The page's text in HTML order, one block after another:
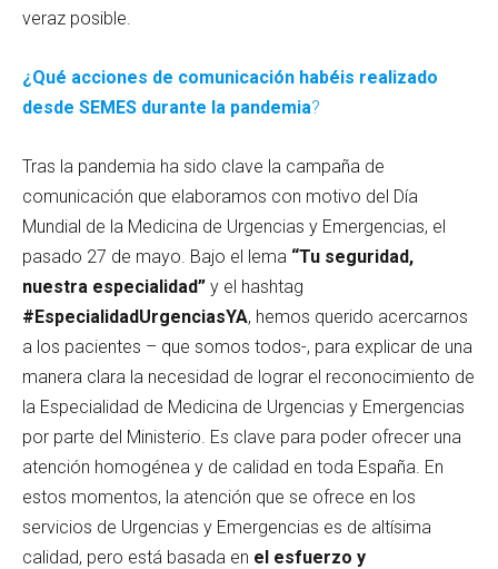
veraz posible.
¿Qué acciones de comunicación habéis realizado
desde SEMES durante la pandemia?
Tras la pandemia ha sido clave la campaña de
comunicación que elaboramos con motivo del Día
Mundial de la Medicina de Urgencias y Emergencias, el
pasado 27 de mayo. Bajo el lema “Tu seguridad,
nuestra especialidad” y el hashtag
#EspecialidadUrgenciasYA, hemos querido acercarnos
a los pacientes – que somos todos-, para explicar de una
manera clara la necesidad de lograr el reconocimiento de
la Especialidad de Medicina de Urgencias y Emergencias
por parte del Ministerio. Es clave para poder ofrecer una
atención homogénea y de calidad en toda España. En
estos momentos, la atención que se ofrece en los
servicios de Urgencias y Emergencias es de altísima
calidad, pero está basada en el esfuerzo y